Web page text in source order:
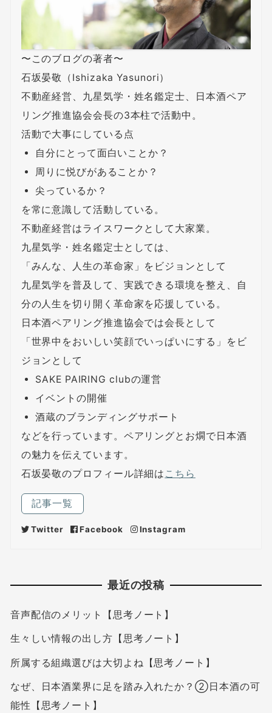
〜このブログの著者〜
石坂晏敬（Ishizaka Yasunori）
不動産経営、九星気学・姓名鑑定士、日本酒ペア
リング推進協会会長の3本柱で活動中。
活動で大事にしている点
自分にとって面白いことか？
周りに悦びがあることか？
尖っているか？
を常に意識して活動している。
不動産経営はライスワークとして大家業。
九星気学・姓名鑑定士としては、
「みんな、人生の革命家」をビジョンとして
九星気学を普及して、実践できる環境を整え、自
分の人生を切り開く革命家を応援している。
日本酒ペアリング推進協会では会長として
「世界中をおいしい笑顔でいっぱいにする」をビ
ジョンとして
SAKE PAIRING clubの運営
イベントの開催
酒蔵のブランディングサポート
などを行っています。ペアリングとお燗で日本酒
の魅力を伝えています。
石坂晏敬のプロフィール詳細は こちら
記事一覧
Twitter Facebook Instagram
最近の投稿
音声配信のメリット【思考ノート】
生々しい情報の出し方【思考ノート】
所属する組織選びは大切よね【思考ノート】
なぜ、日本酒業界に足を踏み入れたか？②日本酒の可
能性【思考ノート】